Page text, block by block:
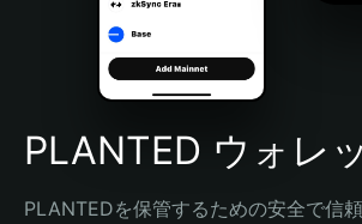
Português (Brasil)
Español (Argentina)
PLANTED ウォレ
PLANTEDを保管するための安全で信